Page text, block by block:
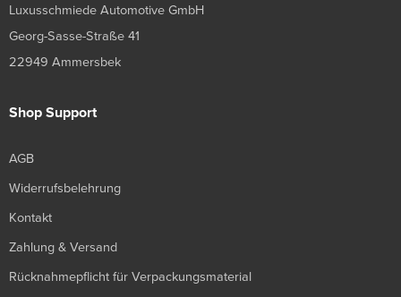
Luxusschmiede Automotive GmbH
Georg-Sasse-Straße 41
22949 Ammersbek
Shop Support
AGB
Widerrufsbelehrung
Kontakt
Zahlung & Versand
Rücknahmepflicht für Verpackungsmaterial